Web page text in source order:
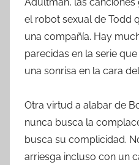
el robot sexual de Todd
una compañía. Hay
parecidas en la serie
una sonrisa en la cara
Otra virtud a alabar de
nunca busca la
busca su complicidad.
arriesga incluso con un